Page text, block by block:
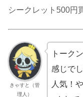
シークレット500円
きゃすと（管
理人）
トーク
感じで
人気！